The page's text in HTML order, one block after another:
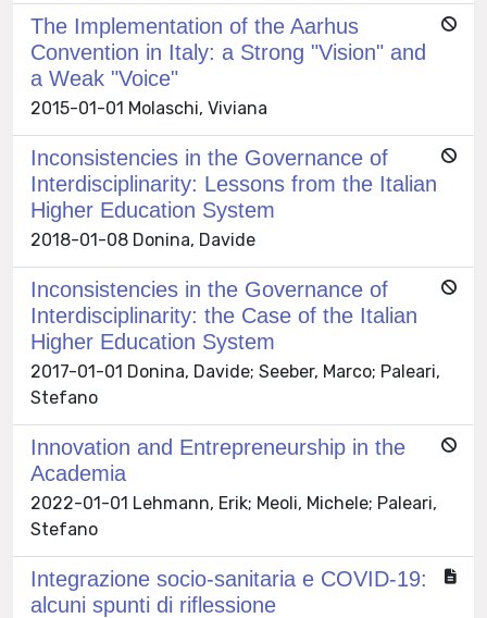
The Implementation of the Aarhus
Convention in Italy: a Strong "Vision" and
a Weak "Voice"
2015-01-01 Molaschi, Viviana
Inconsistencies in the Governance of
Interdisciplinarity: Lessons from the Italian
Higher Education System
2018-01-08 Donina, Davide
Inconsistencies in the Governance of
Interdisciplinarity: the Case of the Italian
Higher Education System
2017-01-01 Donina, Davide; Seeber, Marco; Paleari,
Stefano
Innovation and Entrepreneurship in the
Academia
2022-01-01 Lehmann, Erik; Meoli, Michele; Paleari,
Stefano
Integrazione socio-sanitaria e COVID-19:
alcuni spunti di riflessione